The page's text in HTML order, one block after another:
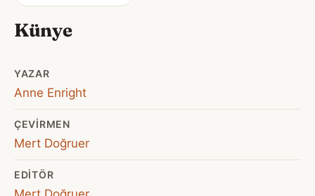
Künye
YAZAR
Anne Enright
ÇEVIRMEN
Mert Doğruer
EDITÖR